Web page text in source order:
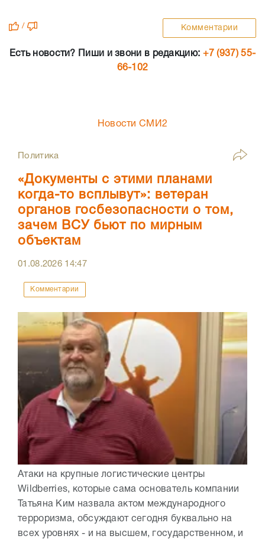
/ Комментарии
Есть новости? Пиши и звони в редакцию: +7 (937) 55-
66-102
Новости СМИ2
Политика
«Документы с этими планами
когда-то всплывут»: ветеран
органов госбезопасности о том,
зачем ВСУ бьют по мирным
объектам
01.08.2026 14:47
Комментарии
Атаки на крупные логистические центры
Wildberries, которые сама основатель компании
Татьяна Ким назвала актом международного
терроризма, обсуждают сегодня буквально на
всех уровнях - и на высшем, государственном, и